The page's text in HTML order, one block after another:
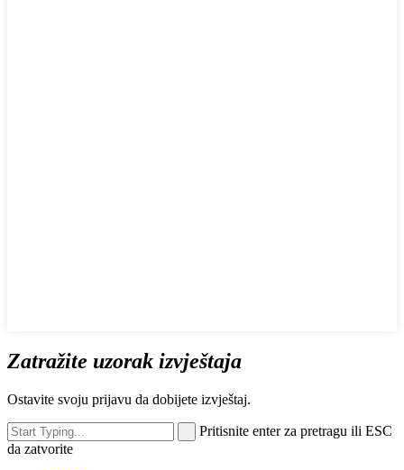
Zatražite uzorak izvještaja
Ostavite svoju prijavu da dobijete izvještaj.
Pritisnite enter za pretragu ili ESC
da zatvorite